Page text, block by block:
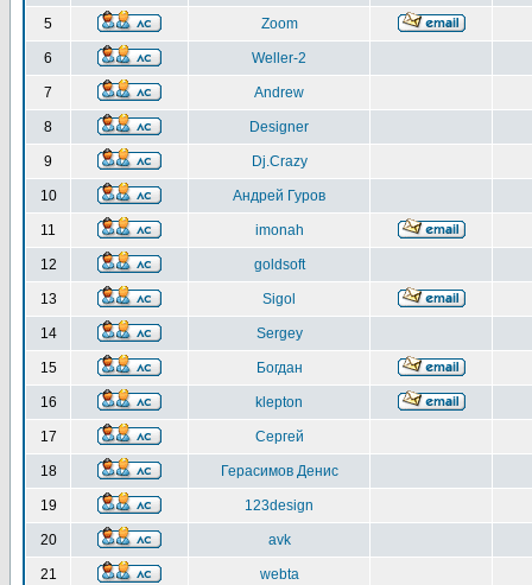
5 Zoom
6 Weller-2
7 Andrew
8 Designer
9 Dj.Crazy
10 Андрей Гуров
11 imonah
12 goldsoft
13 Sigol
14 Sergey
15 Богдан
16 klepton
17 Сергей
18 Герасимов Денис
19 123design
20 avk
21 webta